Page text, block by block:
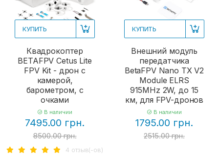
КУПИТЬ
Квадрокоптер
BETAFPV Cetus Lite
FPV Kit - дрон с
камерой,
барометром, с
очками
В наличии
7495.00 грн.
8500.00 грн.
4 отзыв(-ов)
КУПИТЬ
Внешний модуль
передатчика
BetaFPV Nano TX V2
Module ELRS
915MHz 2W, до 15
км, для FPV-дронов
В наличии
1795.00 грн.
2515.00 грн.